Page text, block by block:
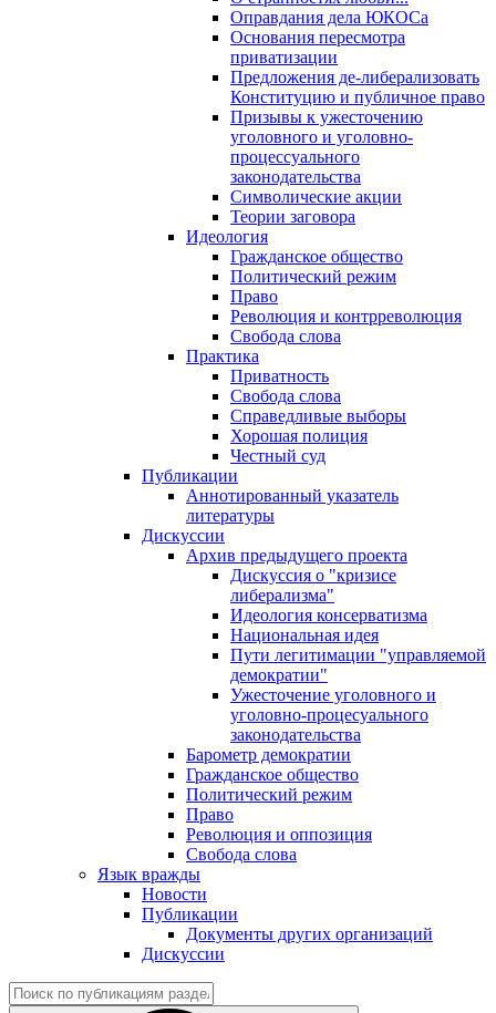
Оправдания дела ЮКОСа
Основания пересмотра
приватизации
Предложения де-либерализовать
Конституцию и публичное право
Призывы к ужесточению
уголовного и уголовно-
процессуального
законодательства
Символические акции
Теории заговора
Идеология
Гражданское общество
Политический режим
Право
Революция и контрреволюция
Свобода слова
Практика
Приватность
Свобода слова
Справедливые выборы
Хорошая полиция
Честный суд
Публикации
Аннотированный указатель
литературы
Дискуссии
Архив предыдущего проекта
Дискуссия о "кризисе
либерализма"
Идеология консерватизма
Национальная идея
Пути легитимации "управляемой
демократии"
Ужесточение уголовного и
уголовно-процесуального
законодательства
Барометр демократии
Гражданское общество
Политический режим
Право
Революция и оппозиция
Свобода слова
Язык вражды
Новости
Публикации
Документы других организаций
Дискуссии